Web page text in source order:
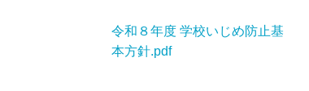
令和８年度 学校いじめ防止基
本方針.pdf